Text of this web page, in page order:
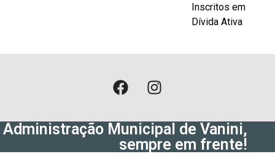
Inscritos em
Dívida Ativa
Administração Municipal de Vanini,
sempre em frente!